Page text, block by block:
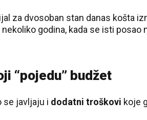
za dvosoban stan danas košta
godina, kada se isti posao
“pojedu” budžet
se javljaju i dodatni troškovi koje